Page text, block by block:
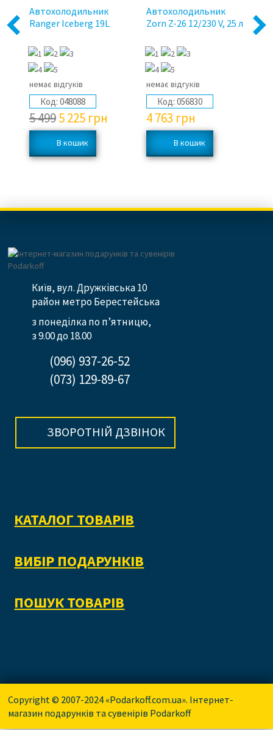
Previous
Автохолодильник
Ranger Iceberg 19L
немає відгуків
Код: 048088
5 4995 225 грн
Автохолодильник
Zorn Z-26 12/230 V, 25 л
немає відгуків
Код: 056830
4 763 грн
л,
Next
Київ, вул. Дружківська 10
район метро Берестейська
з понеділка по п’ятницю,
з 9.00 до 18.00
(096) 937-26-52
(073) 129-89-67
ЗВОРОТНІЙ ДЗВІНОК
КАТАЛОГ ТОВАРІВ
ВИБІР ПОДАРУНКІВ
ПОШУК ТОВАРІВ
Copyright © 2007-2024 «Podarkoff.com.ua». Інтернет-
магазин подарунків та сувенірів Podarkoff